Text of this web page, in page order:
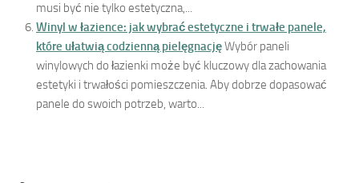
musi być nie tylko estetyczna,...
Winyl w łazience: jak wybrać estetyczne i trwałe panele,
które ułatwią codzienną pielęgnacjęWybór paneli
winylowych do łazienki może być kluczowy dla zachowania
estetyki i trwałości pomieszczenia. Aby dobrze dopasować
panele do swoich potrzeb, warto...